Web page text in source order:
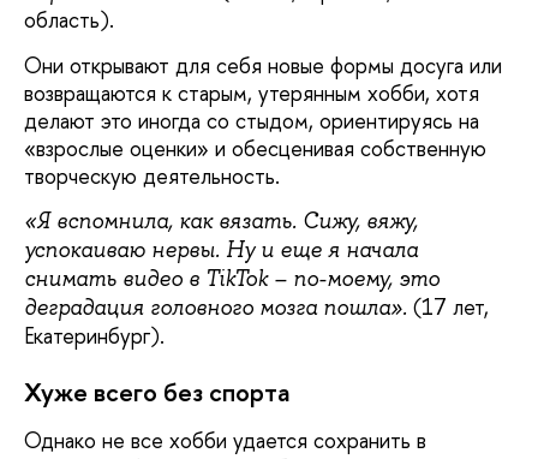
область).
Они открывают для себя новые формы досуга или
возвращаются к старым, утерянным хобби, хотя
делают это иногда со стыдом, ориентируясь на
«взрослые оценки» и обесценивая собственную
творческую деятельность.
«Я вспомнила, как вязать. Сижу, вяжу,
успокаиваю нервы. Ну и еще я начала
снимать видео в TikTok – по-моему, это
деградация головного мозга пошла». (17 лет,
Екатеринбург).
Хуже всего без спорта
Однако не все хобби удается сохранить в